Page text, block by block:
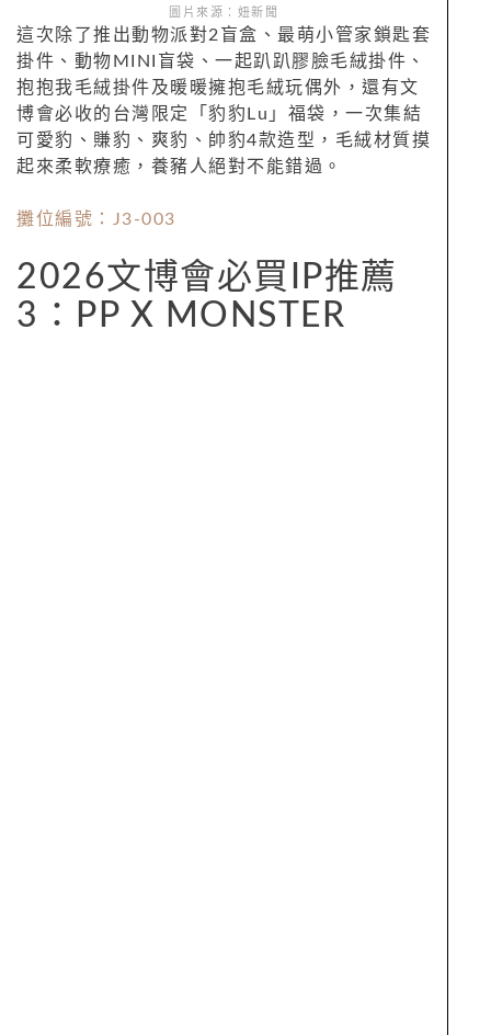
圖片來源：妞新聞
這次除了推出動物派對2盲盒、最萌小管家鎖匙套
掛件、動物MINI盲袋、一起趴趴膠臉毛絨掛件、
抱抱我毛絨掛件及暖暖擁抱毛絨玩偶外，還有文
博會必收的台灣限定「豹豹Lu」福袋，一次集結
可愛豹、賺豹、爽豹、帥豹4款造型，毛絨材質摸
起來柔軟療癒，養豬人絕對不能錯過。
攤位編號：J3-003
2026文博會必買IP推薦
3：PP X MONSTER